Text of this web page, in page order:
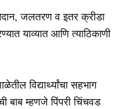
जलतरण व इतर क्रीडा
याव्यात आणि त्याठिकाणी
विद्यार्थ्यांचा सहभाग
बाब म्हणजे पिंपरी चिंचवड